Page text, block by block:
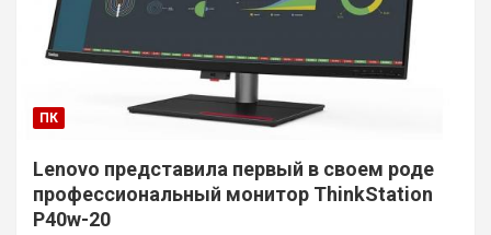
ПК
Lenovo представила первый в своем роде
профессиональный монитор ThinkStation
P40w-20